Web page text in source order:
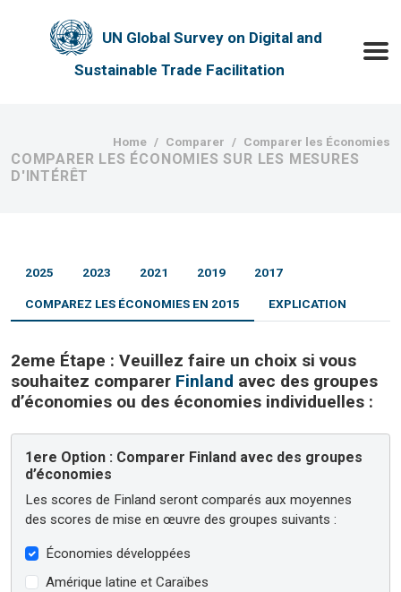
UN Global Survey on Digital and
Sustainable Trade Facilitation
Breadcrumb
Home Comparer Comparer les Économies
COMPARER LES ÉCONOMIES SUR LES MESURES
D'INTÉRÊT
2025 2023 2021 2019 2017
COMPAREZ LES ÉCONOMIES EN 2015 EXPLICATION
2eme Étape : Veuillez faire un choix si vous
souhaitez comparer Finland avec des groupes
d’économies ou des économies individuelles :
1ere Option : Comparer Finland avec des groupes
d’économies
Les scores de Finland seront comparés aux moyennes
des scores de mise en œuvre des groupes suivants :
Économies développées
Amérique latine et Caraïbes